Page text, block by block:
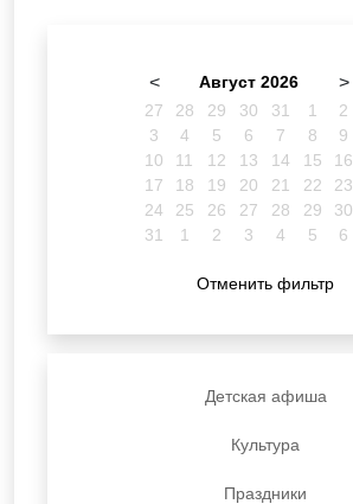
< Август 2026 >
27 28 29 30 31 1
2
3
4 5 6 7 8
9
10
11 12 13 14 15
16
17
18 19 20 21 22
23
24
25 26 27 28 29
30
31
1 2 3 4 5 6
Отменить фильтр
Детская афиша
Культура
Праздники